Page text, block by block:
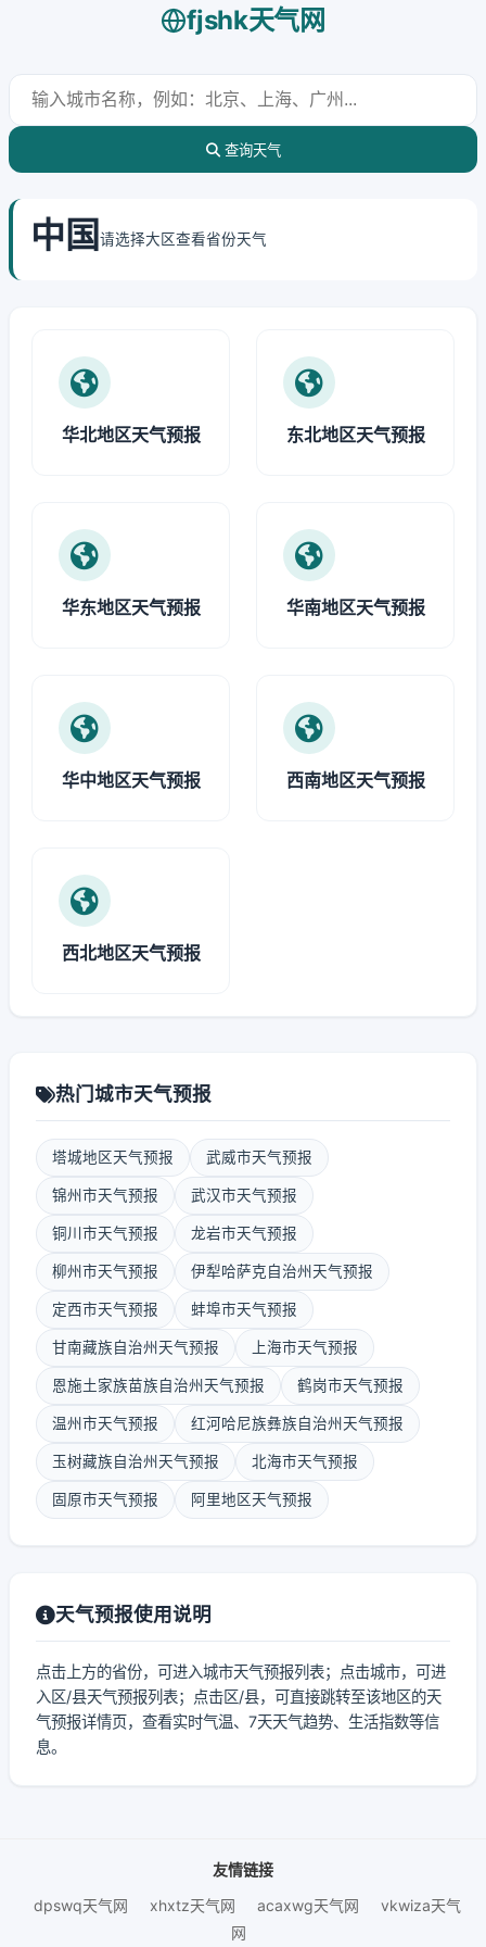
fjshk天气网
查询天气
中国 请选择大区查看省份天气
华北地区天气预报 东北地区天气预报
华东地区天气预报 华南地区天气预报
华中地区天气预报 西南地区天气预报
西北地区天气预报
热门城市天气预报
塔城地区天气预报 武威市天气预报
锦州市天气预报 武汉市天气预报
铜川市天气预报 龙岩市天气预报
柳州市天气预报 伊犁哈萨克自治州天气预报
定西市天气预报 蚌埠市天气预报
甘南藏族自治州天气预报 上海市天气预报
恩施土家族苗族自治州天气预报 鹤岗市天气预报
温州市天气预报 红河哈尼族彝族自治州天气预报
玉树藏族自治州天气预报 北海市天气预报
固原市天气预报 阿里地区天气预报
天气预报使用说明
点击上方的省份，可进入城市天气预报列表；点击城市，可进
入区/县天气预报列表；点击区/县，可直接跳转至该地区的天
气预报详情页，查看实时气温、7天天气趋势、生活指数等信
息。
友情链接
dpswq天气网
xhxtz天气网 acaxwg天气网
vkwiza天气
网